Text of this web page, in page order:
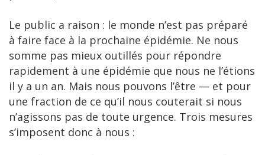
Le public a raison : le monde n’est pas préparé
à faire face à la prochaine épidémie. Ne nous
somme pas mieux outillés pour répondre
rapidement à une épidémie que nous ne l’étions
il y a un an. Mais nous pouvons l’être — et pour
une fraction de ce qu’il nous couterait si nous
n’agissons pas de toute urgence. Trois mesures
s’imposent donc à nous :